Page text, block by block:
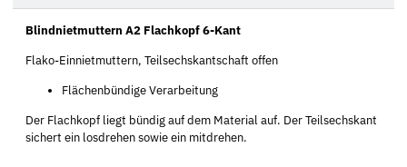
Blindnietmuttern A2 Flachkopf 6-Kant
Flako-Einnietmuttern, Teilsechskantschaft offen
Flächenbündige Verarbeitung
Der Flachkopf liegt bündig auf dem Material auf. Der Teilsechskant
sichert ein losdrehen sowie ein mitdrehen.